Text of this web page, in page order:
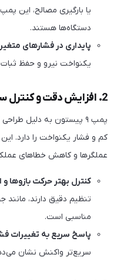
یا بارگیری مصالح، این
دستگاه‌ها هستند.
پایداری در فشارهای
یکنواخت نیرو و حفظ
2. افزایش دقت و کنترل سیستم
پمپ ۹ پیستون به دلیل
کم و فشار یکنواخت را دارد.
عملگرها و کاهش خطاهای
کنترل بهتر حرکت بازوها و
تنظیم دقیق دارند، مانند
مناسبی است.
پاسخ سریع به تغییرات
سریع‌تر واکنش نشان